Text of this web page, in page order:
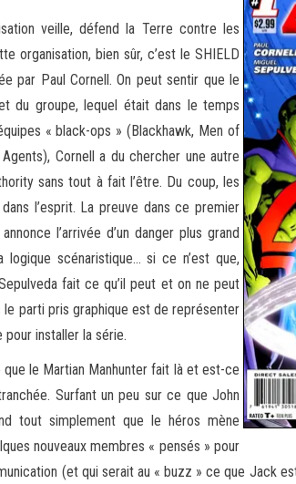
veille, défend la Terre contre les
organisation, bien sûr, c’est le SHIELD
par Paul Cornell. On peut sentir que le
du groupe, lequel était dans le temps
« black-ops » (Blackhawk, Men of
Cornell a du chercher une autre
sans tout à fait l’être. Du coup, les
l’esprit. La preuve dans ce premier
l’arrivée d’un danger plus grand
logique scénaristique… si ce n’est que,
fait ce qu’il peut et on ne peut
parti pris graphique est de représenter
installer la série.
le Martian Manhunter fait là et est-ce
Surfant un peu sur ce que John
tout simplement que le héros mène
nouveaux membres « pensés » pour
(et qui serait au « buzz » ce que Jack